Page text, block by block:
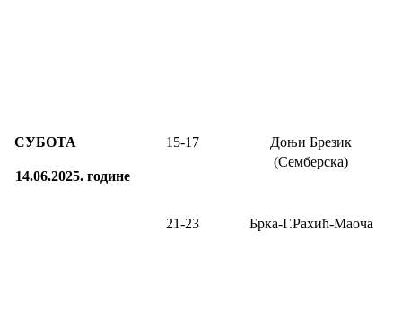
СУБОТА
14.06.2025.године
15-17
Доњи Брезик
(Семберска)
21-23 Брка-Г.Рахић-Маоча